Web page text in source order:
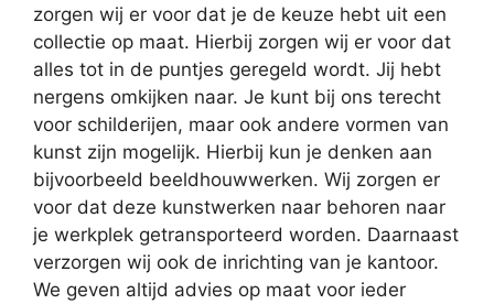
zorgen wij er voor dat je de keuze hebt uit een
collectie op maat. Hierbij zorgen wij er voor dat
alles tot in de puntjes geregeld wordt. Jij hebt
nergens omkijken naar. Je kunt bij ons terecht
voor schilderijen, maar ook andere vormen van
kunst zijn mogelijk. Hierbij kun je denken aan
bijvoorbeeld beeldhouwwerken. Wij zorgen er
voor dat deze kunstwerken naar behoren naar
je werkplek getransporteerd worden. Daarnaast
verzorgen wij ook de inrichting van je kantoor.
We geven altijd advies op maat voor ieder